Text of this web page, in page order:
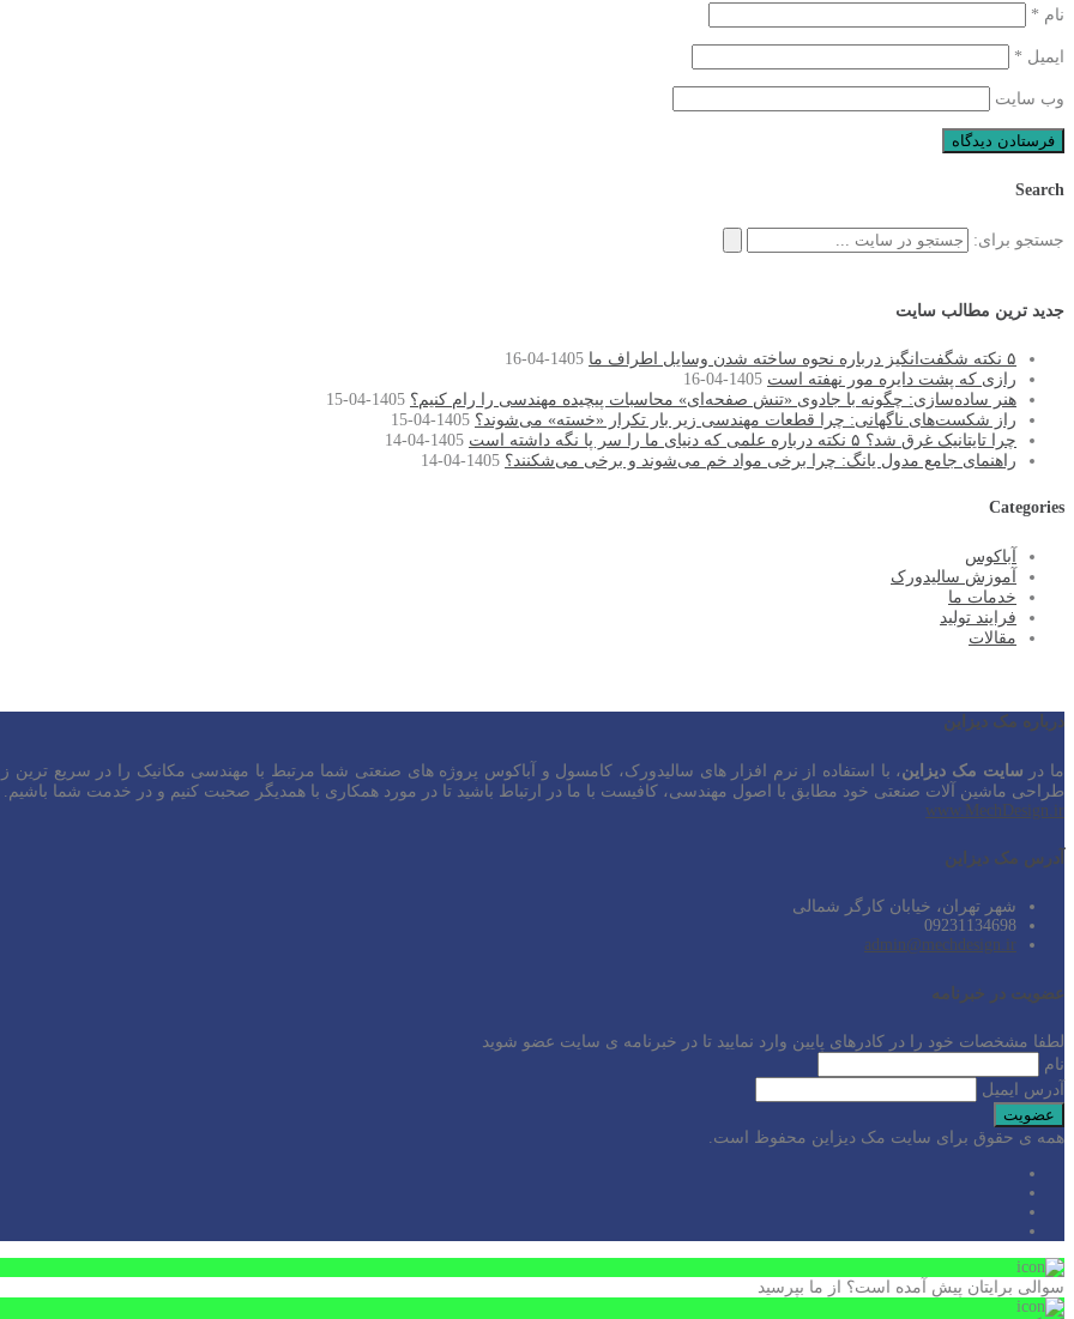
نام *
ایمیل *
وب‌ سایت
Search
جستجو برای:
جدید ترین مطالب سایت
۵ نکته شگفت‌انگیز درباره نحوه ساخته شدن وسایل اطراف ما
1405-04-16
رازی که پشت دایره مور نهفته است 1405-04-16
هنر ساده‌سازی: چگونه با جادوی «تنش صفحه‌ای» محاسبات پیچیده مهندسی را رام کنیم؟ 1405-04-15
راز شکست‌های ناگهانی: چرا قطعات مهندسی زیر بار تکرار «خسته» می‌شوند؟ 1405-04-15
چرا تایتانیک غرق شد؟ ۵ نکته درباره علمی که دنیای ما را سر پا نگه داشته است
1405-04-14
راهنمای جامع مدول یانگ: چرا برخی مواد خم می‌شوند و برخی می‌شکنند؟ 1405-04-14
Categories
آباکوس
آموزش سالیدورک
خدمات ما
فرایند تولید
مقالات
درباره مک دیزاین
ما در سایت مک دیزاین ، با استفاده از نرم افزار های سالیدورک، کامسول و آباکوس پروژه های صنعتی شما مرتبط با مهندسی مکانیک را در سریع
طراحی ماشین آلات صنعتی خود مطابق با اصول مهندسی، کافیست با ما در ارتباط باشید تا در مورد همکاری با همدیگر صحبت کنیم و در خدمت شما باشیم.
www.MechDesign.ir
آدرس مک دیزاین
شهر تهران، خیابان کارگر شمالی
09231134698
admin@mechdesign.ir
عضویت در خبرنامه
لطفا مشخصات خود را در کادرهای پایین وارد نمایید تا در خبرنامه ی سایت عضو شوید
نام
آدرس ایمیل
همه ی حقوق برای سایت مک دیزاین محفوظ است.
سوالی برایتان پیش آمده است؟ از ما بپرسید